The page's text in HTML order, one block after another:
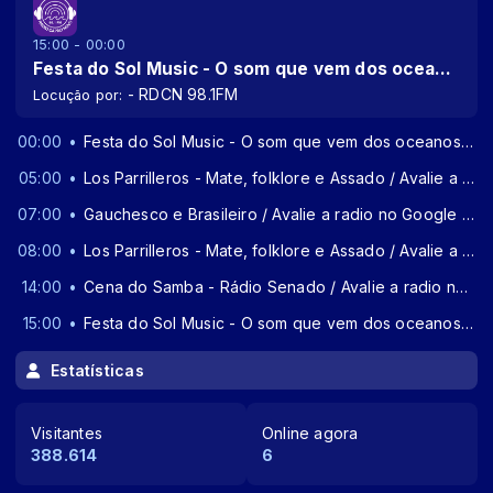
15:00 - 00:00
Festa do Sol Music - O som que vem dos oceanos / Avalie a radio no Google e ganhe um adesivo exclusivo da radio!
Locução por: - RDCN 98.1FM
00:00
Festa do Sol Music - O som que vem dos oceanos / Avalie a radio no Google e ganhe um adesivo exclusivo da radio!
05:00
Los Parrilleros - Mate, folklore e Assado / Avalie a radio no Google e ganhe um adesivo exclusivo da radio!
07:00
Gauchesco e Brasileiro / Avalie a radio no Google e ganhe um adesivo exclusivo da radio!
08:00
Los Parrilleros - Mate, folklore e Assado / Avalie a radio no Google e ganhe um adesivo exclusivo da radio!
14:00
Cena do Samba - Rádio Senado / Avalie a radio no Google e ganhe um adesivo exclusivo da radio!
15:00
Festa do Sol Music - O som que vem dos oceanos / Avalie a radio no Google e ganhe um adesivo exclusivo da radio!
Estatísticas
Visitantes
388.614
Online agora
6